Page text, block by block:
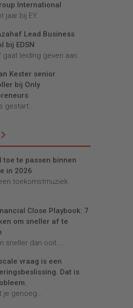
International
jaar bij EY...
Lead Business
bij EDSN
gaat leiding geven aan...
Kester senior
bij Only
gestart...
toe te passen binnen
in 2026
toekomstmuziek
Close Playbook: 7
om sneller af te
sneller dan ooit....
vraag is een
Dat is
je genoeg...